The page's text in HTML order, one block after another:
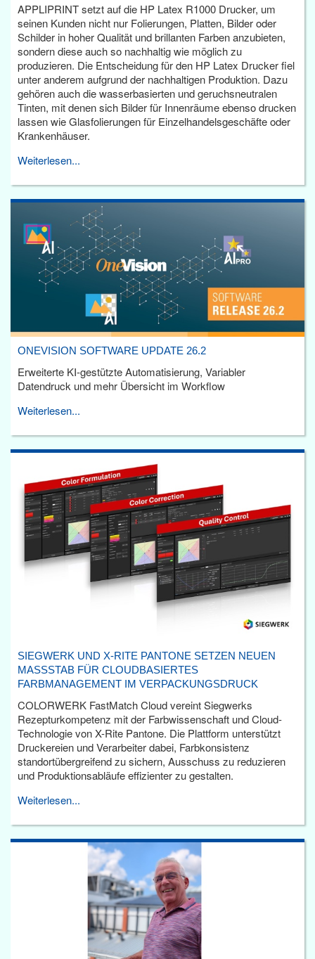
APPLIPRINT setzt auf die HP Latex R1000 Drucker, um
seinen Kunden nicht nur Folierungen, Platten, Bilder oder
Schilder in hoher Qualität und brillanten Farben anzubieten,
sondern diese auch so nachhaltig wie möglich zu
produzieren. Die Entscheidung für den HP Latex Drucker fiel
unter anderem aufgrund der nachhaltigen Produktion. Dazu
gehören auch die wasserbasierten und geruchsneutralen
Tinten, mit denen sich Bilder für Innenräume ebenso drucken
lassen wie Glasfolierungen für Einzelhandelsgeschäfte oder
Krankenhäuser.
Weiterlesen...
ONEVISION SOFTWARE UPDATE 26.2
Erweiterte KI-gestützte Automatisierung, Variabler
Datendruck und mehr Übersicht im Workflow
Weiterlesen...
SIEGWERK UND X-RITE PANTONE SETZEN NEUEN
MASSSTAB FÜR CLOUDBASIERTES F
ARBMANAGEMENT IM VERPACKUNGSDRUCK
COLORWERK FastMatch Cloud vereint Siegwerks
Rezepturkompetenz mit der Farbwissenschaft und Cloud-
Technologie von X-Rite Pantone. Die Plattform unterstützt
Druckereien und Verarbeiter dabei, Farbkonsistenz
standortübergreifend zu sichern, Ausschuss zu reduzieren
und Produktionsabläufe effizienter zu gestalten.
Weiterlesen...